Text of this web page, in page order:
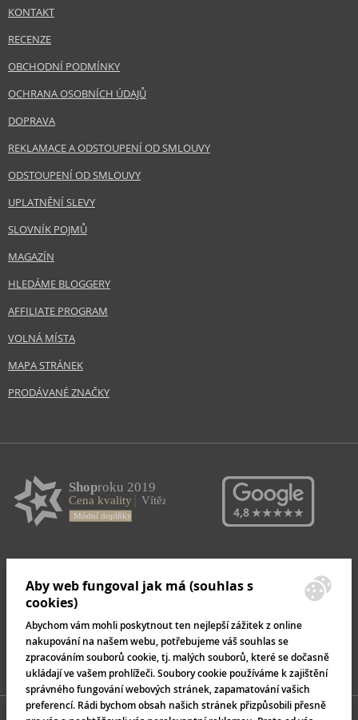
KONTAKT
RECENZE
OBCHODNÍ PODMÍNKY
OCHRANA OSOBNÍCH ÚDAJŮ
DOPRAVA
REKLAMACE A ODSTOUPENÍ OD SMLOUVY
ODSTOUPENÍ OD SMLOUVY
UPLATNĚNÍ SLEVY
SLOVNÍK POJMŮ
MAGAZÍN
HLEDÁME BLOGGERY
AFFILIATE PROGRAM
VOLNÁ MÍSTA
MAPA STRÁNEK
PRODÁVANÉ ZNAČKY
Aby web fungoval jak má (souhlas s
cookies)
Abychom vám mohli poskytnout ten nejlepší zážitek z online
nakupování na našem webu, potřebujeme váš souhlas se
zpracováním souborů cookie, tj. malých souborů, které se dočasně
ukládají ve vašem prohlížeči. Soubory cookie používáme k zajištění
správného fungování webových stránek, zapamatování vašich
preferencí. Rádi bychom obsah našich stránek přizpůsobili přesně